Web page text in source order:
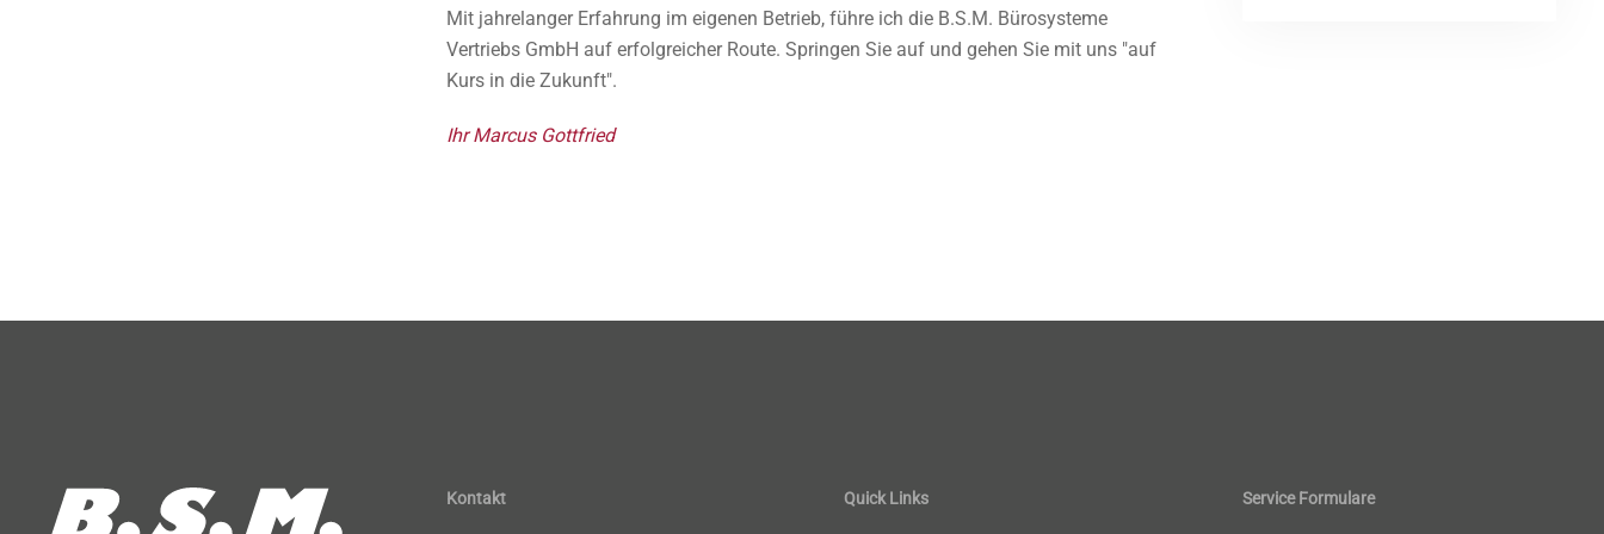
Mit jahrelanger Erfahrung im eigenen Betrieb, führe ich die B.S.M. Bürosysteme
Vertriebs GmbH auf erfolgreicher Route. Springen Sie auf und gehen Sie mit uns "auf
Kurs in die Zukunft".
Ihr Marcus Gottfried
Kontakt Quick Links Service Formulare